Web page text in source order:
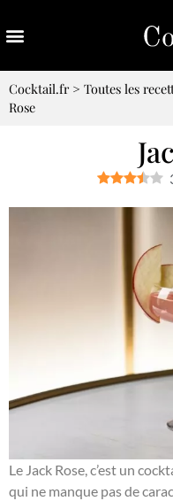
Cocktail.fr> Toutes les
Rose
Le Jack Rose, c’est un
qui ne manque pas de